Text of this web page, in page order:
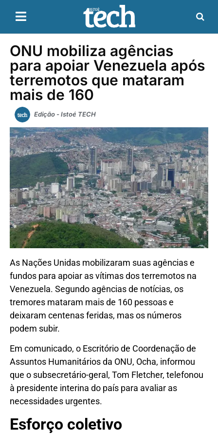
ONU mobiliza agências
para apoiar Venezuela após
terremotos que mataram
mais de 160
Edição - Istoé TECH
As Nações Unidas mobilizaram suas agências e
fundos para apoiar as vítimas dos terremotos na
Venezuela. Segundo agências de notícias, os
tremores mataram mais de 160 pessoas e
deixaram centenas feridas, mas os números
podem subir.
Em comunicado, o Escritório de Coordenação de
Assuntos Humanitários da ONU, Ocha, informou
que o subsecretário-geral, Tom Fletcher, telefonou
à presidente interina do país para avaliar as
necessidades urgentes.
Esforço coletivo